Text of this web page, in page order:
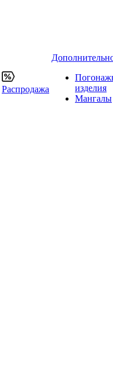
Распродажа
изделия
Мангалы